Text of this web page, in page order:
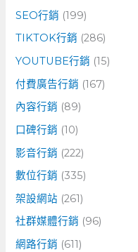
SEO行銷 (199)
TIKTOK行銷 (286)
YOUTUBE行銷 (15)
付費廣告行銷 (167)
內容行銷 (89)
口碑行銷 (10)
影音行銷 (222)
數位行銷 (335)
架設網站 (261)
社群媒體行銷 (96)
網路行銷 (611)